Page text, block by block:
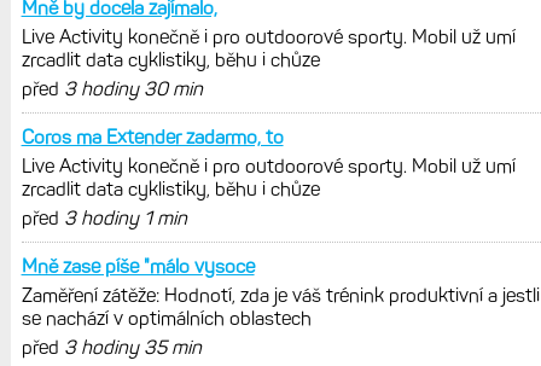
AKTUÁLNĚ NA BLOGU
Live Activity konečně i pro outdoorové
sporty. Mobil už umí zrcadlit data
cyklistiky, běhu i chůze
Zkušenosti po roce: Fénixy 8 Pro jsou
jedním slovem parádní, těžko něco
vytknout. Ale ta nositelnost
Zaměření zátěže: Hodnotí, zda je váš
trénink produktivní a jestli se nachází
v optimálních oblastech